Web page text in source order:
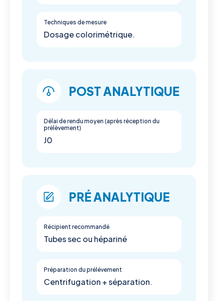
Techniques de mesure
Dosage colorimétrique.
POST ANALYTIQUE
Délai de rendu moyen (après réception du
prélèvement)
J0
PRÉ ANALYTIQUE
Récipient recommandé
Tubes sec ou hépariné
Préparation du prélévement
Centrifugation + séparation.